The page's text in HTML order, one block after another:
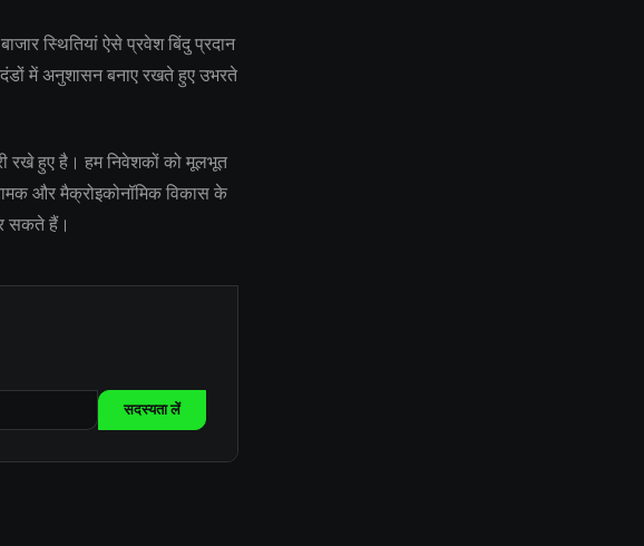
स्थितियां ऐसे प्रवेश बिंदु प्रदान
में अनुशासन बनाए रखते हुए उभरते
रखे हुए है। हम निवेशकों को मूलभूत
और मैक्रोइकोनॉमिक विकास के
सकते हैं।
सदस्यता लें